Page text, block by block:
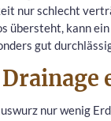
nur schlecht
übersteht, kann
gut
nur wenig